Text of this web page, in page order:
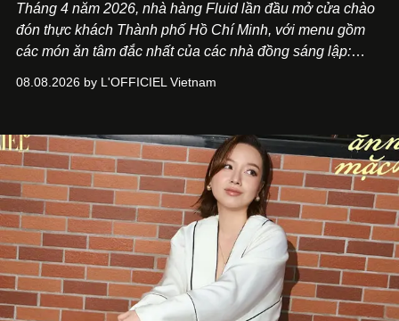
Tháng 4 năm 2026, nhà hàng Fluid lần đầu mở cửa chào
đón thực khách Thành phố Hồ Chí Minh, với menu gồm
các món ăn tâm đắc nhất của các nhà đồng sáng lập:
món ăn đa dạng từ Á đến Âu nhanh chóng được yêu thích
mang đến niềm vui cho thực khách.
08.08.2026 by L'OFFICIEL Vietnam